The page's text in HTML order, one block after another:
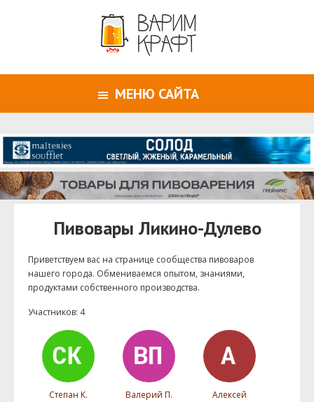
МЕНЮ САЙТА
Пивовары Ликино-Дулево
Приветствуем ваc на странице сообщества пивоваров
нашего города. Обмениваемся опытом, знаниями,
продуктами собственного производства.
Участников: 4
Степан К. Валерий П. Алексей